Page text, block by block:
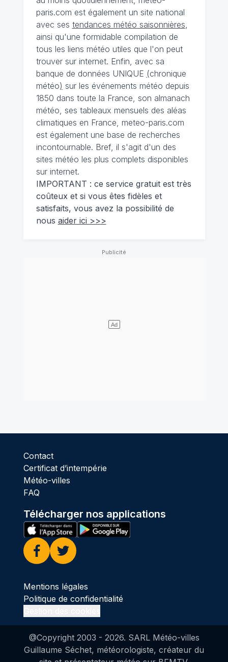
paris.com est également un site national
avec ses tendances météo saisonnières,
ainsi qu'une formidable compilation de
tous les liens météo utiles que l'on peut
trouver sur internet. Enfin, avec sa
banque de données UNIQUE (chronique
météo) sur les événements météo depuis
1850 dans toute la France, son almanach
météo, ses tableaux mensuels des aléas
climatiques en France, meteo-paris.com
est également une base de recherches
incontournable. Bref, il s'agit d'un des
sites météo les plus complets disponibles
sur internet.
IMPORTANT : ce service gratuit est très
coûteux et si vous êtes fidèles et
satisfaits, vous avez la possibilité de
nous aider ici >>>
Contact
Certificat d’intempérie
Météo-villes
FAQ
Télécharger nos applications
Facebook
Twitter
Mentions légales
Politique de confidentialité
@Copyright 2003 - 2026. SARL Météo-villes
Guillaume Séchet, météorologiste, créateur du